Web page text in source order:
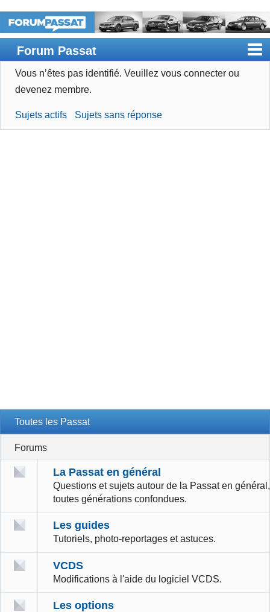
Forum Passat
Accueil
Devenir membre
Vous n’êtes pas identifié. Veuillez vous connecter ou
devenez membre.
Sujets actifs Sujets sans réponse
Toutes les Passat
Forums
La Passat en général
Questions et sujets autour de la Passat en général,
toutes générations confondues.
Les guides
Tutoriels, photo-reportages et astuces.
VCDS
Modifications à l'aide du logiciel VCDS.
Les options